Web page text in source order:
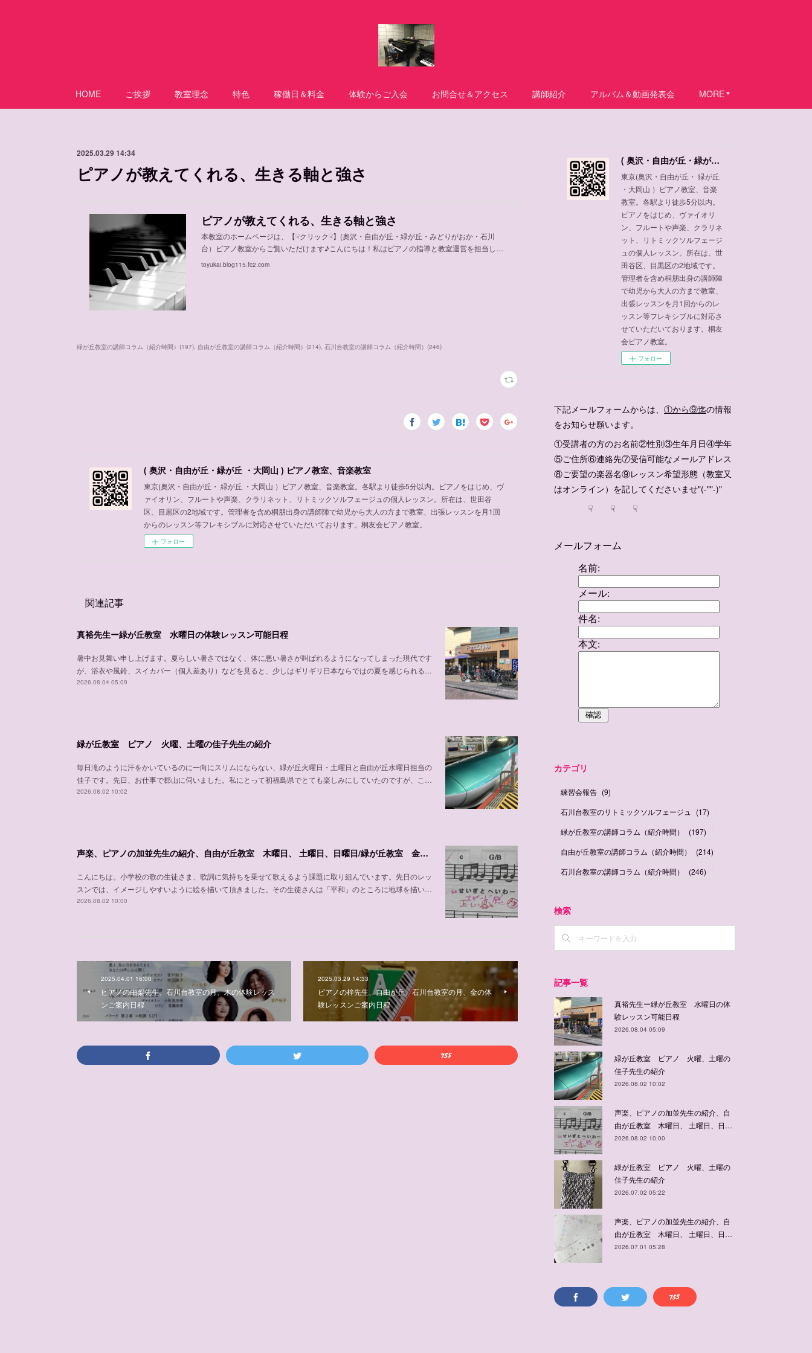
HOME ご挨拶 教室理念 特色 稼働日＆料金 体験からご入会 お問合せ＆アクセス 講師紹介 アルバム＆動画発表会 MORE
2025.03.29 14:34
ピアノが教えてくれる、生きる軸と強さ
ピアノが教えてくれる、生きる軸と強さ
本教室のホームページは、【☟クリック☟】(奥沢・自由が丘・緑が丘・みどりがおか・石川
台）ピアノ教室からご覧いただけます♪こんにちは！私はピアノの指導と教室運営を担当し…
toyukai.blog115.fc2.com
緑が丘教室の講師コラム（紹介時間） (197) 自由が丘教室の講師コラム（紹介時間） (214) 石川台教室の講師コラム（紹介時間） (246)
( 奥沢・自由が丘・緑が丘 ・大岡山 ) ピアノ教室、音楽教室
東京(奥沢・自由が丘・ 緑が丘 ・大岡山 ）ピアノ教室、音楽教室。各駅より徒歩5分以内。ピアノをはじめ、ヴ
ァイオリン、フルートや声楽、クラリネット、リトミックソルフェージュの個人レッスン。所在は、世田谷
区、目黒区の2地域です。管理者を含め桐朋出身の講師陣で幼児から大人の方まで教室、出張レッスンを月1回
からのレッスン等フレキシブルに対応させていただいております。桐友会ピアノ教室。
フォロー
関連記事
真裕先生ー緑が丘教室 水曜日の体験レッスン可能日程
暑中お見舞い申し上げます。夏らしい暑さではなく、体に悪い暑さが叫ばれるようになってしまった現代です
が、浴衣や風鈴、スイカバー（個人差あり）などを見ると、少しはギリギリ日本ならではの夏を感じられる…
2026.08.04 05:09
緑が丘教室 ピアノ 火曜、土曜の佳子先生の紹介
毎日滝のように汗をかいているのに一向にスリムにならない、緑が丘火曜日・土曜日と自由が丘水曜日担当の
佳子です。先日、お仕事で郡山に伺いました。私にとって初福島県でとても楽しみにしていたのですが、こ…
2026.08.02 10:02
声楽、ピアノの加並先生の紹介、自由が丘教室 木曜日、 土曜日、日曜日/緑が丘教室 金曜日
こんにちは。小学校の歌の生徒さま、歌詞に気持ちを乗せて歌えるよう課題に取り組んでいます。先日のレッ
スンでは、イメージしやすいように絵を描いて頂きました。その生徒さんは「平和」のところに地球を描い…
2026.08.02 10:00
2025.04.01 16:00
ピアノの由梨先生、石川台教室の月、木の体験レッス
ンご案内日程
2025.03.29 14:33
ピアノの梓先生、自由が丘、石川台教室の月、金の体
験レッスンご案内日程
( 奥沢・自由が丘・緑が丘 ・大岡山 ) ピアノ教室、音楽教室
東京(奥沢・自由が丘・ 緑が丘
・大岡山 ）ピアノ教室、音楽
教室。各駅より徒歩5分以内。
ピアノをはじめ、ヴァイオリ
ン、フルートや声楽、クラリネ
ット、リトミックソルフェージ
ュの個人レッスン。所在は、世
田谷区、目黒区の2地域です。
管理者を含め桐朋出身の講師陣
で幼児から大人の方まで教室、
出張レッスンを月1回からのレ
ッスン等フレキシブルに対応さ
せていただいております。桐友
会ピアノ教室。
フォロー
下記メールフォームからは、 ①から⑨迄の情報
をお知らせ願います。
①受講者の方のお名前②性別③生年月日④学年
⑤ご住所⑥連絡先⑦受信可能なメールアドレス
⑧ご要望の楽器名⑨レッスン希望形態（教室又
はオンライン）を記してくださいませ"(-""-)"
☟ ☟ ☟
カテゴリ
練習会報告 (9)
石川台教室のリトミックソルフェージュ
(17)
緑が丘教室の講師コラム（紹介時間）
(197)
自由が丘教室の講師コラム（紹介時間）
(214)
石川台教室の講師コラム（紹介時間）
(246)
検索
記事一覧
真裕先生ー緑が丘教室 水曜日の体
験レッスン可能日程
2026.08.04 05:09
緑が丘教室 ピアノ 火曜、土曜の
佳子先生の紹介
2026.08.02 10:02
声楽、ピアノの加並先生の紹介、自
由が丘教室 木曜日、 土曜日、日…
2026.08.02 10:00
緑が丘教室 ピアノ 火曜、土曜の
佳子先生の紹介
2026.07.02 05:22
声楽、ピアノの加並先生の紹介、自
由が丘教室 木曜日、 土曜日、日…
2026.07.01 05:28